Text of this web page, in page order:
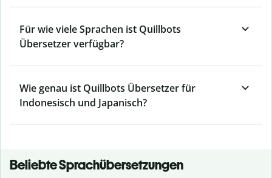
Für wie viele Sprachen ist Quillbots
Übersetzer verfügbar?
Wie genau ist Quillbots Übersetzer für
Indonesisch und Japanisch?
Beliebte Sprachübersetzungen